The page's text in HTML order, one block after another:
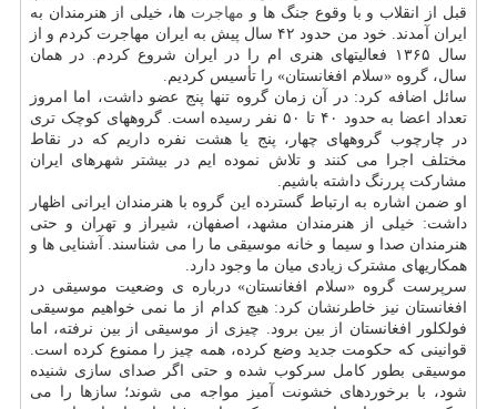
قبل از انقلاب و با وقوع جنگ ها و مهاجرت ها، خیلی از هنرمندان به
ایران آمدند. خود من حدود ۴۲ سال پیش به ایران مهاجرت کردم و از
سال ۱۳۶۵ فعالیتهای هنری ام را در ایران شروع کردم. در همان
سال، گروه «سلام افغانستان» را تأسیس کردیم.
سائل اضافه کرد: در آن زمان گروه تنها پنج عضو داشت، اما امروز
تعداد اعضا به حدود ۴۰ تا ۵۰ نفر رسیده است. گروههای کوچک تری
در چارچوب گروههای چهار، پنج یا هشت نفره داریم که در نقاط
مختلف اجرا می کنند و تلاش نموده ایم در بیشتر شهرهای ایران
مشارکت پررنگ داشته باشیم.
او ضمن اشاره به ارتباط گسترده این گروه با هنرمندان ایرانی اظهار
داشت: خیلی از هنرمندان مشهد، اصفهان، شیراز و تهران و حتی
هنرمندان صدا و سیما و خانه موسیقی ما را می شناسند. آشنایی ها و
همکاریهای مشترک زیادی میان ما وجود دارد.
سرپرست گروه «سلام افغانستان» درباره ی وضعیت موسیقی در
افغانستان نیز خاطرنشان کرد: هیچ کدام از ما نمی خواهیم موسیقی
فولکلور افغانستان از بین برود. چیزی از موسیقی از بین نرفته، اما
قوانینی که حکومت جدید وضع کرده، همه چیز را ممنوع کرده است.
موسیقی بطور کامل سرکوب شده و حتی اگر صدای سازی شنیده
شود، با برخوردهای خشونت آمیز مواجه می شوند؛ سازها را می